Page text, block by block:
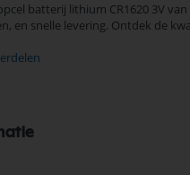
batterij lithium CR1620 3V
en snelle levering. Ontdek de